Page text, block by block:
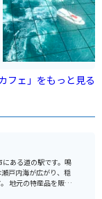
フェ」をもっと見る
ある道の駅です。鳴
戸内海が広がり、穏
産物が人気です。と